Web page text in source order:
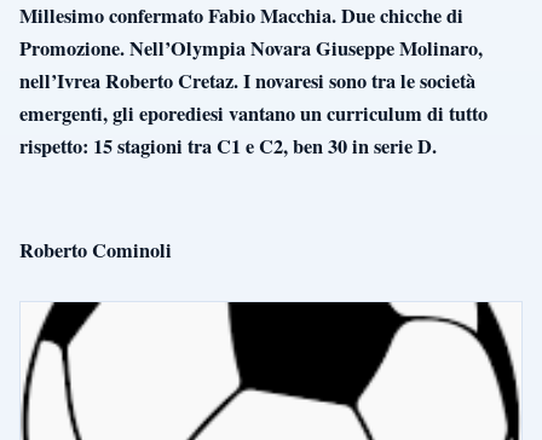
Millesimo confermato Fabio Macchia. Due chicche di
Promozione. Nell’Olympia Novara Giuseppe Molinaro,
nell’Ivrea Roberto Cretaz. I novaresi sono tra le società
emergenti, gli eporediesi vantano un curriculum di tutto
rispetto: 15 stagioni tra C1 e C2, ben 30 in serie D.
Roberto Cominoli